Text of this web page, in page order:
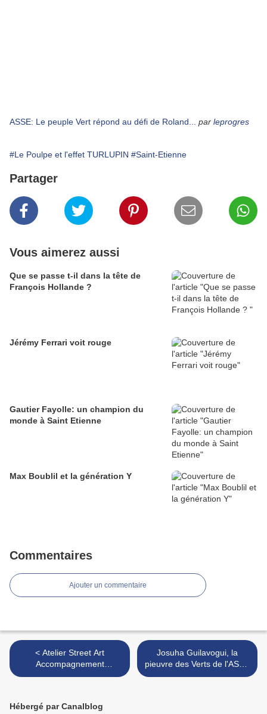
ASSE: Le peuple Vert répond au défi de Roland... par leprogres
#Le Poulpe et l'effet TURLUPIN #Saint-Etienne
Partager
Vous aimerez aussi
Que se passe t-il dans la tête de
François Hollande ?
Jérémy Ferrari voit rouge
Gautier Fayolle: un champion du
monde à Saint Etienne
Max Boublil et la génération Y
Commentaires
Ajouter un commentaire
< Atelier Street Art
Accompagnement
Personnalisé Lycée Jean
Josuha Guilavogui, la
pieuvre des Verts de l'ASSE
sur le blog de La Stratégie
Hébergé par Canalblog